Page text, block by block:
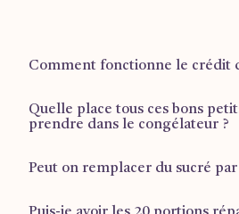
Comment fonctionne le crédit
Retrouvez plus d'informations sur la
Quelle place tous ces bons
prendre dans le congélateur ?
1 tiroir ½ pour les plus grandes
Peut on remplacer du sucré par